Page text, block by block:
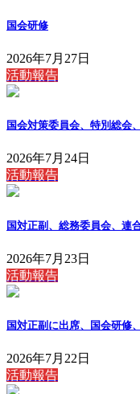
国会研修
2026年7月27日
活動報告
国会対策委員会、特別総会
2026年7月24日
活動報告
国対正副、総務委員会、連
2026年7月23日
活動報告
国対正副に出席、国会研修
2026年7月22日
活動報告